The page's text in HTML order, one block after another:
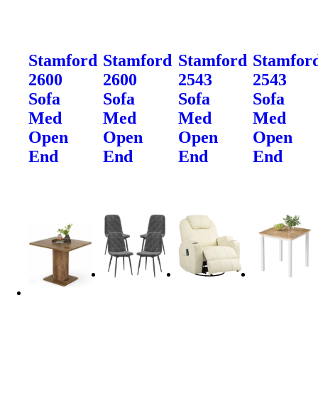
Stamford
2600
Sofa
Med
Open
End
Stamford
2600
Sofa
Med
Open
End
Stamford
2543
Sofa
Med
Open
End
2543
Sofa
Med
Open
End